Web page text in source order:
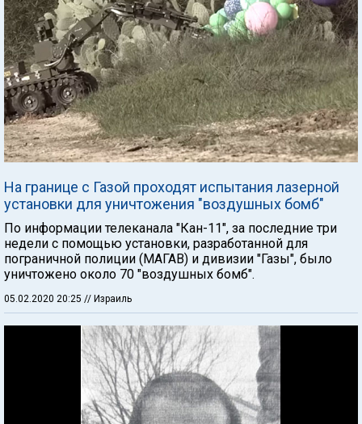
На границе с Газой проходят испытания лазерной
установки для уничтожения "воздушных бомб"
По информации телеканала "Кан-11", за последние три
недели с помощью установки, разработанной для
пограничной полиции (МАГАВ) и дивизии "Газы", было
уничтожено около 70 "воздушных бомб".
05.02.2020 20:25 // Израиль